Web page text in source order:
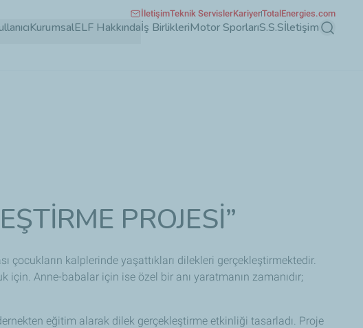
KurumsalELF Hakkındaİş BirlikleriMotor SporlarıS.S.Sİletişim Ara
İletişimTeknik ServislerKariyerTotalEnergies.com
PROJESİ”
çocukların kalplerinde yaşattıkları dilekleri gerçekleştirmektedir.
Anne-babalar için ise özel bir anı yaratmanın zamanıdır;
eğitim alarak dilek gerçekleştirme etkinliği tasarladı. Proje